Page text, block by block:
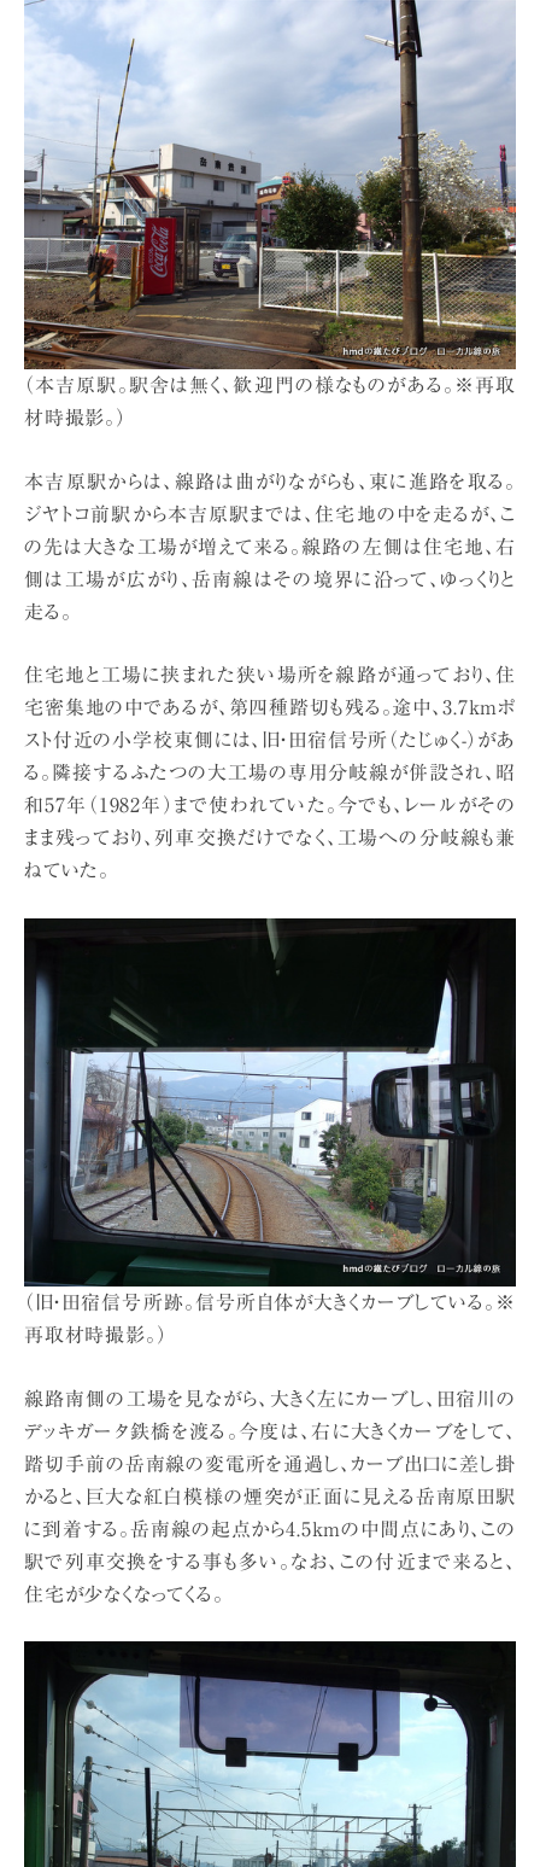
（本吉原駅。駅舎は無く、歓迎門の様なものがある。※再取
材時撮影。）
本吉原駅からは、線路は曲がりながらも、東に進路を取る。
ジヤトコ前駅から本吉原駅までは、住宅地の中を走るが、こ
の先は大きな工場が増えて来る。線路の左側は住宅地、右
側は工場が広がり、岳南線はその境界に沿って、ゆっくりと
走る。
住宅地と工場に挟まれた狭い場所を線路が通っており、住
宅密集地の中であるが、第四種踏切も残る。途中、3.7kmポ
スト付近の小学校東側には、旧・田宿信号所（たじゅく-）があ
る。隣接するふたつの大工場の専用分岐線が併設され、昭
和57年（1982年）まで使われていた。今でも、レールがその
まま残っており、列車交換だけでなく、工場への分岐線も兼
ねていた。
（旧・田宿信号所跡。信号所自体が大きくカーブしている。※
再取材時撮影。）
線路南側の工場を見ながら、大きく左にカーブし、田宿川の
デッキガータ鉄橋を渡る。今度は、右に大きくカーブをして、
踏切手前の岳南線の変電所を通過し、カーブ出口に差し掛
かると、巨大な紅白模様の煙突が正面に見える岳南原田駅
に到着する。岳南線の起点から4.5kmの中間点にあり、この
駅で列車交換をする事も多い。なお、この付近まで来ると、
住宅が少なくなってくる。